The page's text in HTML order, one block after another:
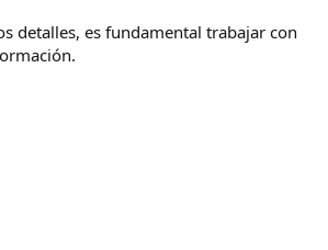
detalles, es fundamental trabajar con